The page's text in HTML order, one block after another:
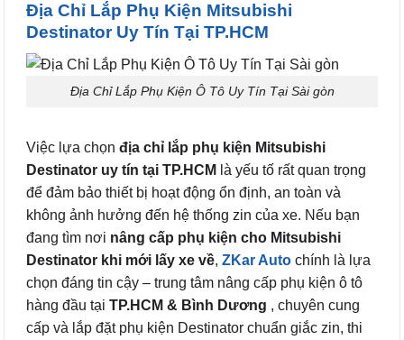
Địa Chỉ Lắp Phụ Kiện Mitsubishi
Destinator Uy Tín Tại TP.HCM
Địa Chỉ Lắp Phụ Kiện Ô Tô Uy Tín Tại Sài gòn
Việc lựa chọn địa chỉ lắp phụ kiện Mitsubishi
Destinator uy tín tại TP.HCM là yếu tố rất quan trọng
để đảm bảo thiết bị hoạt động ổn định, an toàn và
không ảnh hưởng đến hệ thống zin của xe. Nếu bạn
đang tìm nơi nâng cấp phụ kiện cho Mitsubishi
Destinator khi mới lấy xe về, ZKar Auto chính là lựa
chọn đáng tin cậy – trung tâm nâng cấp phụ kiện ô tô
hàng đầu tại TP.HCM & Bình Dương , chuyên cung
cấp và lắp đặt phụ kiện Destinator chuẩn giắc zin, thi